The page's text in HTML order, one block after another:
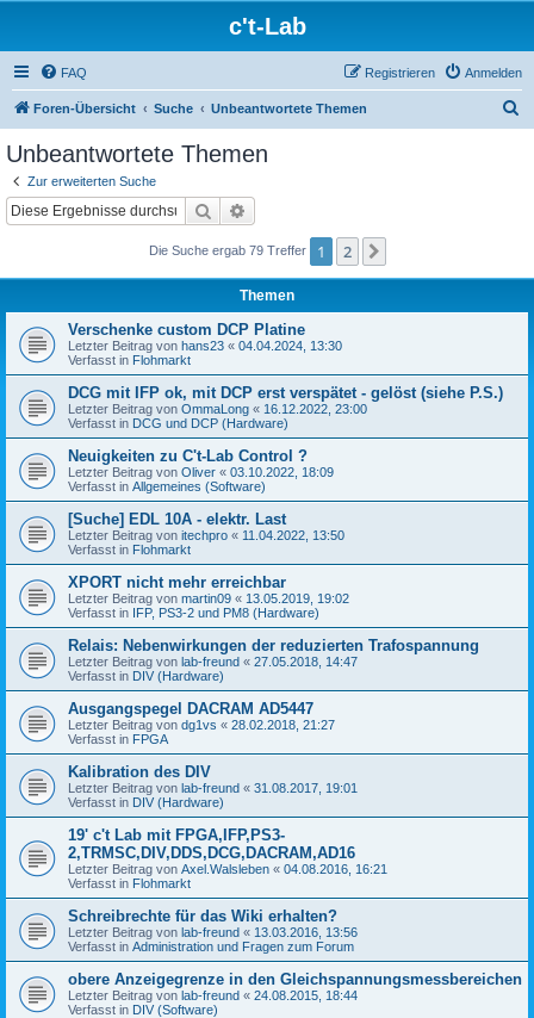
c't-Lab
FAQ Anmelden
Registrieren
Foren-Übersicht Suche Unbeantwortete Themen
Unbeantwortete Themen
Zur erweiterten Suche
Suche
Die Suche ergab 79 Treffer 1 2
Themen
Verschenke custom DCP Platine
Letzter Beitrag von hans23 « 04.04.2024, 13:30
Verfasst in Flohmarkt
DCG mit IFP ok, mit DCP erst verspätet - gelöst (siehe P.S.)
Letzter Beitrag von OmmaLong « 16.12.2022, 23:00
Verfasst in DCG und DCP (Hardware)
Neuigkeiten zu C't-Lab Control ?
Letzter Beitrag von Oliver « 03.10.2022, 18:09
Verfasst in Allgemeines (Software)
[Suche] EDL 10A - elektr. Last
Letzter Beitrag von itechpro « 11.04.2022, 13:50
Verfasst in Flohmarkt
XPORT nicht mehr erreichbar
Letzter Beitrag von martin09 « 13.05.2019, 19:02
Verfasst in IFP, PS3-2 und PM8 (Hardware)
Relais: Nebenwirkungen der reduzierten Trafospannung
Letzter Beitrag von lab-freund « 27.05.2018, 14:47
Verfasst in DIV (Hardware)
Ausgangspegel DACRAM AD5447
Letzter Beitrag von dg1vs « 28.02.2018, 21:27
Verfasst in FPGA
Kalibration des DIV
Letzter Beitrag von lab-freund « 31.08.2017, 19:01
Verfasst in DIV (Hardware)
19' c't Lab mit FPGA,IFP,PS3-
2,TRMSC,DIV,DDS,DCG,DACRAM,AD16
Letzter Beitrag von Axel.Walsleben « 04.08.2016, 16:21
Verfasst in Flohmarkt
Schreibrechte für das Wiki erhalten?
Letzter Beitrag von lab-freund « 13.03.2016, 13:56
Verfasst in Administration und Fragen zum Forum
obere Anzeigegrenze in den Gleichspannungsmessbereichen
Letzter Beitrag von lab-freund « 24.08.2015, 18:44
Verfasst in DIV (Software)